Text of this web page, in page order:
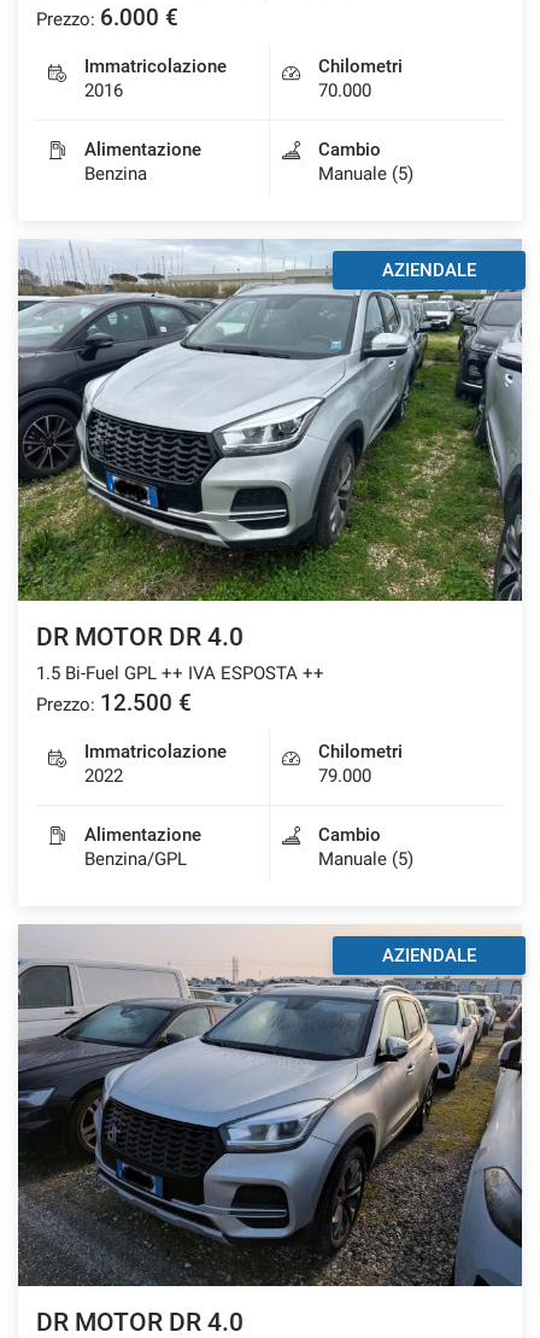
Prezzo: 6.000 €
Immatricolazione
2016
Chilometri
70.000
Alimentazione
Benzina
Cambio
Manuale (5)
AZIENDALE
DR MOTOR DR 4.0
1.5 Bi-Fuel GPL ++ IVA ESPOSTA ++
Prezzo: 12.500 €
Immatricolazione
2022
Chilometri
79.000
Alimentazione
Benzina/GPL
Cambio
Manuale (5)
AZIENDALE
DR MOTOR DR 4.0